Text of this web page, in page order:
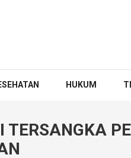
HUKUM